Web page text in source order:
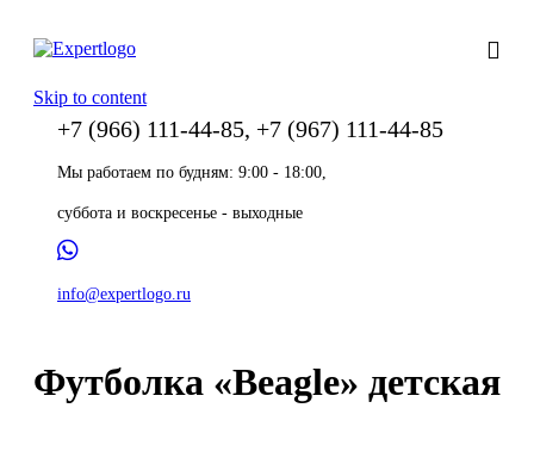
Skip to content
+7 (966) 111-44-85, +7 (967) 111-44-85
Мы работаем по будням: 9:00 - 18:00,
суббота и воскресенье - выходные
info@expertlogo.ru
Футболка «Beagle» детская